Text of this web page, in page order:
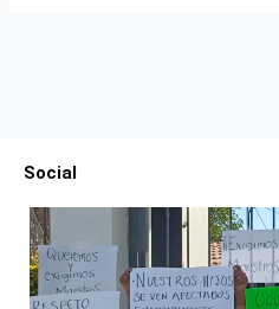
Social